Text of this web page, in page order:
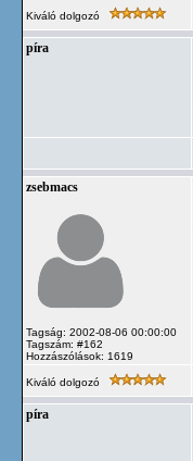
Kiváló dolgozó
píra
zsebmacs
Tagság: 2002-08-06 00:00:00
Tagszám: #162
Hozzászólások: 1619
Kiváló dolgozó
píra